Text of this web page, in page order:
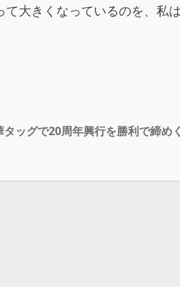
大きくなっているのを、私
ッグで20周年興行を勝利で締め